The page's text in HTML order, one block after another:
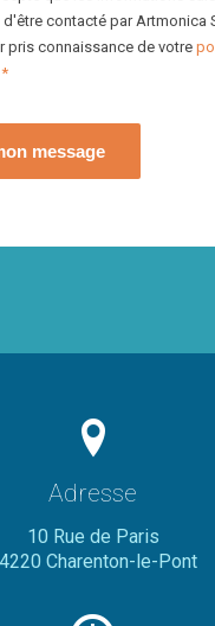
contacté par Artmonica
pris connaissance de votre
Adresse
10 Rue de Paris
Charenton-le-Pont